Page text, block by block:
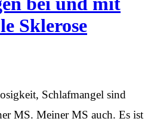
Sklerose
Schlafmangel sind
MS. Meiner MS auch. Es ist